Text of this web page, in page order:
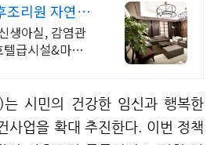
조리원 자연주
원
생아실, 감염관
급시설&마사
)는 시민의 건강한 임신과 행복한
사업을 확대 추진한다. 이번 정책